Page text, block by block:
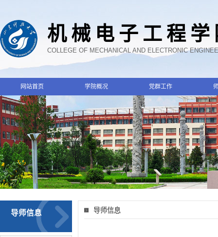
机械电子工程
COLLEGE OF MECHANICAL AND ELECTRONIC
网站首页 学院概况 党群工作
导师信息 导师信息